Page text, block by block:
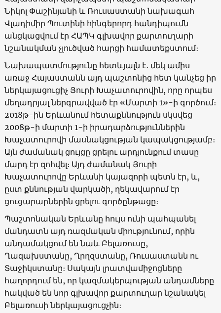
Նիկոլ Փաշինյանի և Ռուսաստանի նախագահ
Վլադիմիր Պուտինի հինգերորդ հանդիպումն
անցկացվում էր ՀԱՊԿ գլխավոր քարտուղարի
նշանակման չլուծված հարցի համատեքստում։
Նախապատմությունը հետևյալն է․ մեկ ամիս
առաջ Հայաստանն այդ պաշտոնից հետ կանչեց իր
ներկայացուցիչ Յուրի Խաչատուրովին, որը որպես
մեղադրյալ ներգրավված էր «Մարտի 1»-ի գործում։
2018թ-ին Երևանում հետաքննություն սկսվեց
2008թ-ի մարտի 1-ի իրադարձություններին
Խաչատուրովի մասնակցության կապակցությամբ։
Այն ժամանակ ցույցը ցրելու արդյունքում տասը
մարդ էր զոհվել։ Այդ ժամանակ Յուրի
Խաչատուրովը Երևանի կայազորի պետն էր, և,
ըստ քննության վարկածի, ղեկավարում էր
ցուցարարներին ցրելու գործընթացը։
Պաշտոնական Երևանը հույս ունի պահպանել
մանդատն այդ ռազմական միությունում, որին
անդամակցում են նաև Բելառուսը,
Ղազախստանը, Ղրղզստանը, Ռուսաստանն ու
Տաջիկստանը։ Սակայն լրատվամիջոցները
հաղորդում են, որ կազմակերպության անդամները
հակված են նոր գլխավոր քարտուղար նշանակել
Բելառուսի ներկայացուցչին։